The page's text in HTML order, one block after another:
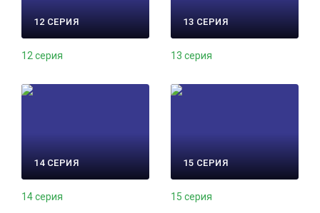
12 СЕРИЯ
12 серия
13 СЕРИЯ
13 серия
14 СЕРИЯ
14 серия
15 СЕРИЯ
15 серия